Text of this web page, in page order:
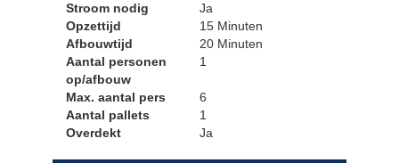
Stroom nodig
Ja
Opzettijd
15 Minuten
Afbouwtijd
20 Minuten
Aantal personen
op/afbouw
1
Max. aantal pers
6
Aantal pallets
1
Overdekt
Ja